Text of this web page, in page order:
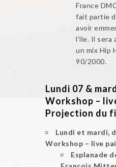
France
fait partie
avoir
l’île. Il sera
un mix Hip
90/2000.
Lundi 07 &
Workshop –
Projection du
Lundi et mardi,
Workshop – live
Esplanade